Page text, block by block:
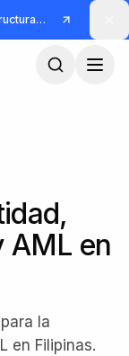
y fraude
AML en
la
en Filipinas.